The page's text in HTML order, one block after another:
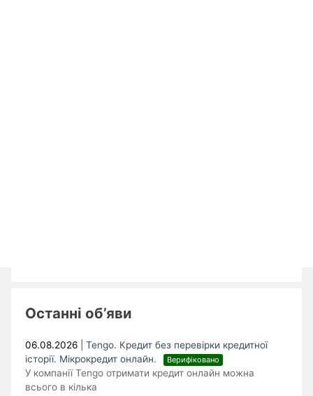
Останні об’яви
06.08.2026 |Tengo. Кредит без перевірки кредитної
історії. Мікрокредит онлайн.
Верифіковано
У компанії Tengo отримати кредит онлайн можна
всього в кілька